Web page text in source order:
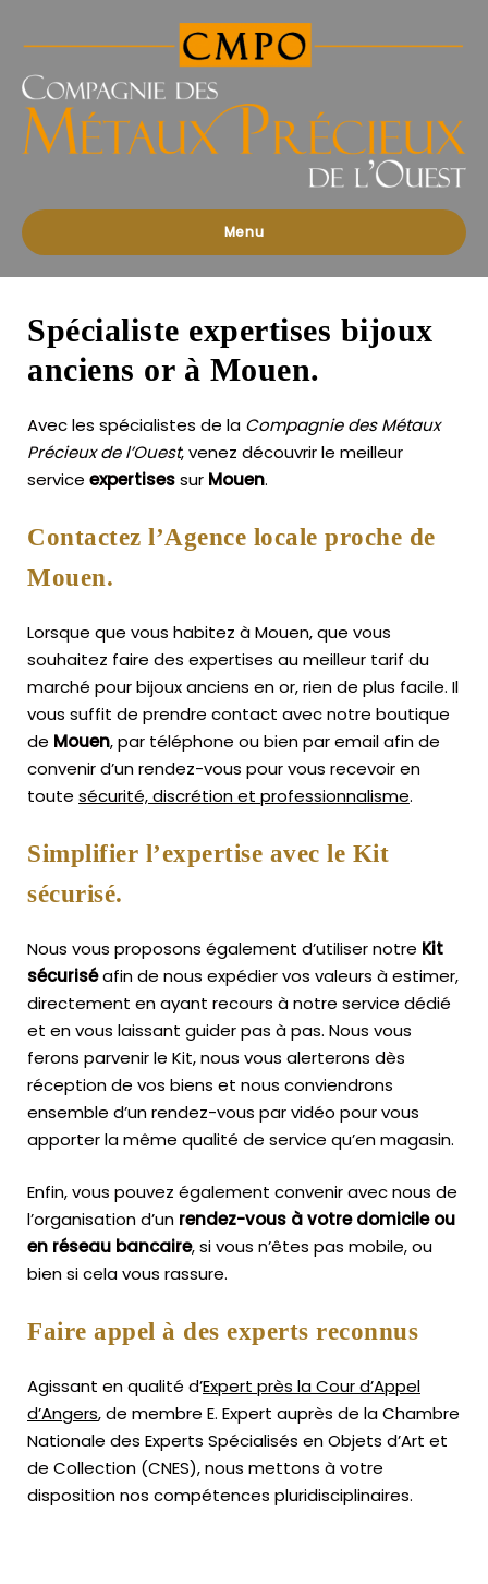
des
Précieux
l'Ouest
Menu
Spécialiste expertises bijoux
anciens or à Mouen.
Avec les spécialistes de la Compagnie des Métaux
Précieux de l’Ouest, venez découvrir le meilleur
service expertisessur Mouen.
Contactez l’Agence locale proche de
Mouen.
Lorsque que vous habitez à Mouen, que vous
souhaitez faire des expertises au meilleur tarif du
marché pour bijoux anciens en or, rien de plus facile. Il
vous suffit de prendre contact avec notre boutique
de Mouen, par téléphone ou bien par email afin de
convenir d’un rendez-vous pour vous recevoir en
toute sécurité, discrétion et professionnalisme.
Simplifier l’expertise avec le Kit
sécurisé.
Nous vous proposons également d’utiliser notre Kit
sécuriséafin de nous expédier vos valeurs à estimer,
directement en ayant recours à notre service dédié
et en vous laissant guider pas à pas. Nous vous
ferons parvenir le Kit, nous vous alerterons dès
réception de vos biens et nous conviendrons
ensemble d’un rendez-vous par vidéo pour vous
apporter la même qualité de service qu’en magasin.
Enfin, vous pouvez également convenir avec nous de
l’organisation d’un rendez-vous à votre domicile ou
en réseau bancaire, si vous n’êtes pas mobile, ou
bien si cela vous rassure.
Faire appel à des experts reconnus
Agissant en qualité d’Expert près la Cour d’Appel
d’Angers, de membre E. Expert auprès de laChambre
Nationale des Experts Spécialisés en Objets d’Art et
de Collection (CNES),nous mettons à votre
disposition nos compétences pluridisciplinaires.